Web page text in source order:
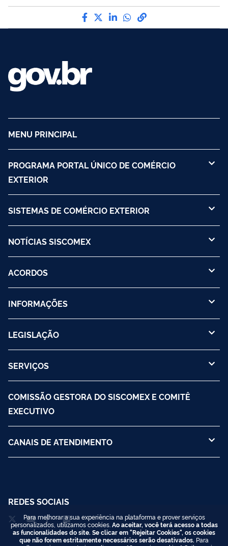
Compartilhe por Facebook
Compartilhe por Twitter
Compartilhe por
Compartilhe por
link para Copiar
MENU PRINCIPAL
PROGRAMA PORTAL ÚNICO DE COMÉRCIO
EXTERIOR
SISTEMAS DE COMÉRCIO EXTERIOR
NOTÍCIAS SISCOMEX
ACORDOS
INFORMAÇÕES
LEGISLAÇÃO
SERVIÇOS
COMISSÃO GESTORA DO SISCOMEX E COMITÊ
EXECUTIVO
CANAIS DE ATENDIMENTO
REDES SOCIAIS
Para melhorar a sua experiência na plataforma e prover serviços
personalizados, utilizamos cookies. Ao aceitar, você terá acesso a todas
as funcionalidades do site. Se clicar em "Rejeitar Cookies", os cookies
que não forem estritamente necessários serão desativados. Para